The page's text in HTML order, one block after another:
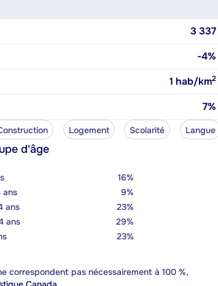
3 337
-4%
1 hab/km2
7%
Logement Scolarité Langue
d'âge
16%
ans
9%
ans
23%
ans
29%
23%
correspondent pas nécessairement à 100 %,